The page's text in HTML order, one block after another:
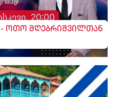
20:00
ოთო მღებრიშვილთან